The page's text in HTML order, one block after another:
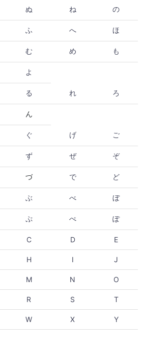
ぬ ね の
ふ へ ほ
む め も
よ
る れ ろ
ん
ぐ げ ご
ず ぜ ぞ
づ で ど
ぶ べ ぼ
ぷ ぺ ぽ
C D E
H I J
M N O
R S T
W X Y